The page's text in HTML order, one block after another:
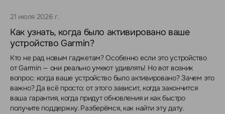
21 июля 2026 г.
Как узнать, когда было активировано ваше
устройство Garmin?
Кто не рад новым гаджетам? Особенно если это устройство
от Garmin — они реально умеют удивлять! Но вот возник
вопрос: когда ваше устройство было активировано? Зачем это
важно? Да всё просто: от этого зависит, когда закончится
ваша гарантия, когда придут обновления и как быстро
получите поддержку. Разберёмся, как найти эту дату.